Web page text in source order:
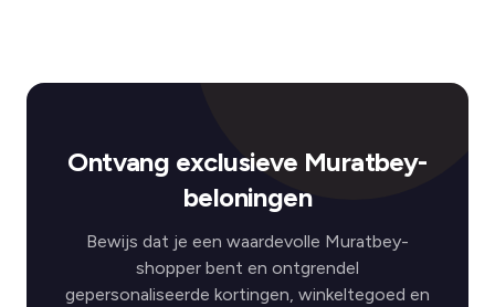
Ontvang exclusieve Muratbey-
beloningen
Bewijs dat je een waardevolle Muratbey-
shopper bent en ontgrendel
gepersonaliseerde kortingen, winkeltegoed en